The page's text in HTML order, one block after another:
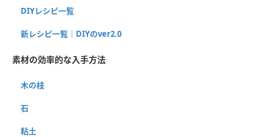
DIYレシピ一覧
新レシピ一覧｜DIYのver2.0
素材の効率的な入手方法
木の枝
石
粘土